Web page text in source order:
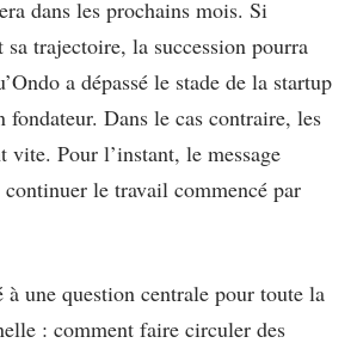
dans les prochains mois. Si
sa trajectoire, la succession pourra
a dépassé le stade de la startup
fondateur. Dans le cas contraire, les
vite. Pour l’instant, le message
le travail commencé par
une question centrale pour toute la
: comment faire circuler des